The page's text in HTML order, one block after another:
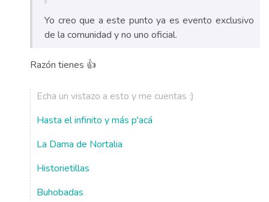
Yo creo que a este punto ya es evento exclusivo
de la comunidad y no uno oficial.
Razón tienes 👍
Echa un vistazo a esto y me cuentas :)
Hasta el infinito y más p'acá
La Dama de Nortalia
Historietillas
Buhobadas